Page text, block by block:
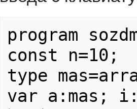
program
const n=10;
type
var a:mas;